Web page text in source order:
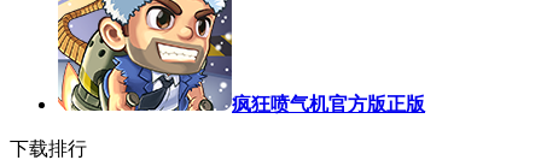
疯狂喷气机官方版正版
下载排行